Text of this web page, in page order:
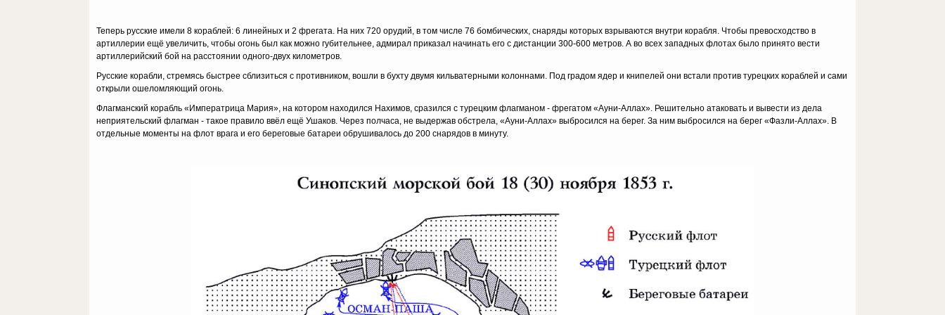
Теперь русские имели 8 кораблей: 6 линейных и 2 фрегата. На них 720 орудий, в том числе 76 бомбических, снаряды которых взрываются внутри корабля. Чтобы превосходство в
артиллерии ещё увеличить, чтобы огонь был как можно губительнее, адмирал приказал начинать его с дистанции 300-600 метров. А во всех западных флотах было принято вести
артиллерийский бой на расстоянии одного-двух километров.
Русские корабли, стремясь быстрее сблизиться с противником, вошли в бухту двумя кильватерными колоннами. Под градом ядер и книпелей они встали против турецких кораблей и сами
открыли ошеломляющий огонь.
Флагманский корабль «Императрица Мария», на котором находился Нахимов, сразился с турецким флагманом - фрегатом «Ауни-Аллах». Решительно атаковать и вывести из дела
неприятельский флагман - такое правило ввёл ещё Ушаков. Через полчаса, не выдержав обстрела, «Ауни-Аллах» выбросился на берег. За ним выбросился на берег «Фазли-Аллах». В
отдельные моменты на флот врага и его береговые батареи обрушивалось до 200 снарядов в минуту.